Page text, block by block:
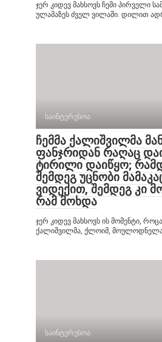
ჯერ კიდევ მახსოვს ჩემი პირველი
ულამაზეს ძველ ვილაში. დილით
საინტერესოა
ჩემმა ქალიშვილმა
ფანჯრიდან რაღაც
ტირილი დაიწყო;
შემდეგ უცნობი
ვიდექით, შემდეგ კი
რამ მოხდა
ჯერ კიდევ მახსოვს ის მომენტი,
ქალიშვილმა, ქლოიმ,
საინტერესოა